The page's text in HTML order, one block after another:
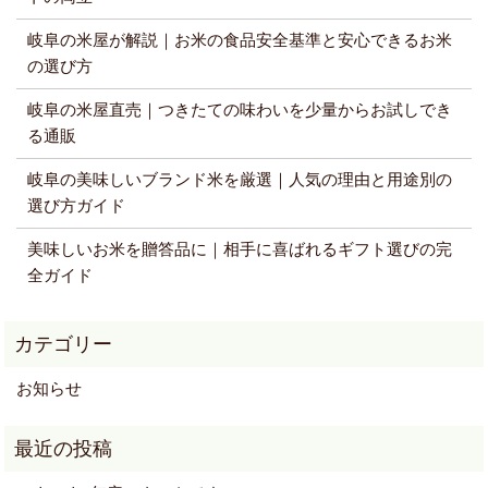
岐阜の米屋が解説｜お米の食品安全基準と安心できるお米
の選び方
岐阜の米屋直売｜つきたての味わいを少量からお試しでき
る通販
岐阜の美味しいブランド米を厳選｜人気の理由と用途別の
選び方ガイド
美味しいお米を贈答品に｜相手に喜ばれるギフト選びの完
全ガイド
お知らせ